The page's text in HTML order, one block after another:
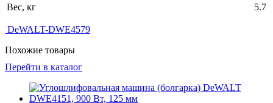
Вес, кг
5.7
DeWALT-DWE4579
Похожие товары
Перейти в каталог